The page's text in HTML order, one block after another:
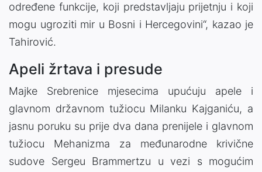
određene funkcije, koji predstavljaju prijetnju i koji
mogu ugroziti mir u Bosni i Hercegovini“, kazao je
Tahirović.
Apeli žrtava i presude
Majke Srebrenice mjesecima upućuju apele i
glavnom državnom tužiocu Milanku Kajganiću, a
jasnu poruku su prije dva dana prenijele i glavnom
tužiocu Mehanizma za međunarodne krivične
sudove Sergeu Brammertzu u vezi s mogućim